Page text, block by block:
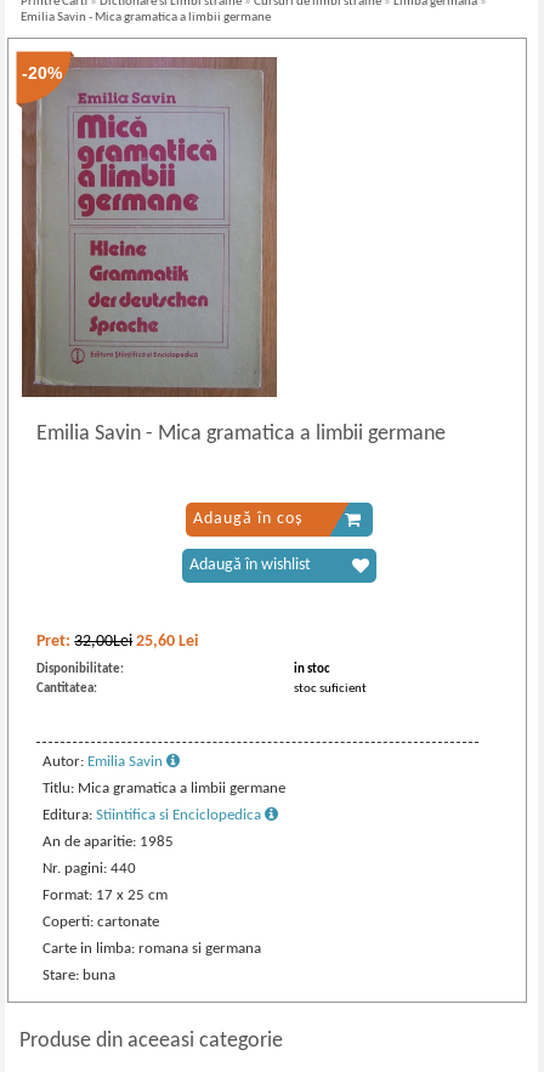
Emilia Savin - Mica gramatica a limbii germane
-20%
Emilia Savin- Mica gramatica a limbii germane
Pret:32,00Lei 25,60 Lei
Disponibilitate:
in stoc
Cantitatea:
stoc suficient
Autor: Emilia Savin
Titlu: Mica gramatica a limbii germane
Editura:Stiintifica si Enciclopedica
An de aparitie: 1985
Nr. pagini: 440
Format: 17 x 25 cm
Coperti: cartonate
Carte in limba: romana si germana
Stare: buna
Adaugă în coș
Adaugă în wishlist
Produse din aceeasi categorie